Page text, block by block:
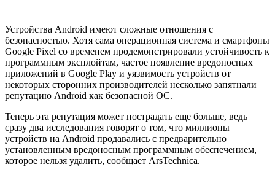
Устройства Android имеют сложные отношения с
безопасностью. Хотя сама операционная система и смартфоны
Google Pixel со временем продемонстрировали устойчивость к
программным эксплойтам, частое появление вредоносных
приложений в Google Play и уязвимость устройств от
некоторых сторонних производителей несколько запятнали
репутацию Android как безопасной ОС.
Теперь эта репутация может пострадать еще больше, ведь
сразу два исследования говорят о том, что миллионы
устройств на Android продавались с предварительно
установленным вредоносным программным обеспечением,
которое нельзя удалить, сообщает ArsTechnica.